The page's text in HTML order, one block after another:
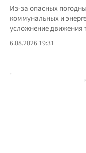
Из-за опасных
коммунальных и
усложнение движения
6.08.2026 19:31